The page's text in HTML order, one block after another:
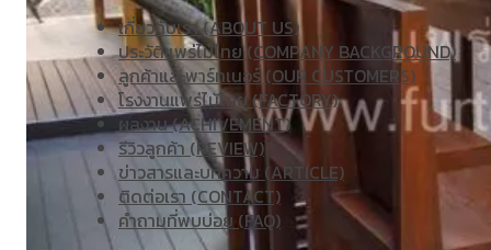
เกี่ยวกับเรา (ABOUT US)
ประวัติแพร่ไม้ไทย (COMPANY BACKGROUND)
ลูกค้าและพาร์ทเนอร์ (OUR CUSTOMERS)
โรงงานแพร่ไม้ไทย (FACTORY)
ผลงาน (ACHIVEMENT)
รีวิวลูกค้า (REVIEW)
ข่าวสารและบทความ (ARTICLE)
ติดต่อเรา (CONTACT)
คำถามที่พบบ่อย (FAQ)